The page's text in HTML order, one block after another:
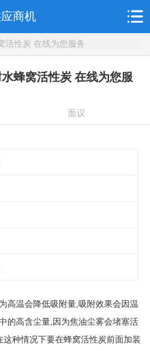
商机
活性炭 在线为您服务
蜂窝活性炭 在线为您服
面议
高温会降低吸附量,吸附效果会因温
的高含尘量,因为焦油尘雾会堵塞活
种情况下要在蜂窝活性炭前面加装